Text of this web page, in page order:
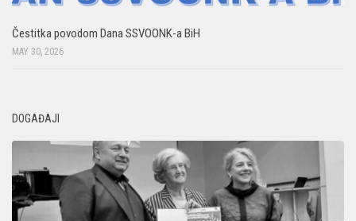
Čestitka povodom Dana SSVOONK-a BiH
MAY 30, 2026
DOGAĐAJI